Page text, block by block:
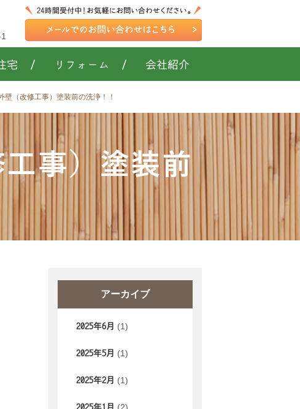
宅 / リフォーム / 会社紹介
壁（改修工事）塗装前の洗浄！！
事）塗装前
アーカイブ
2025年6月 (1)
2025年5月 (1)
2025年2月 (1)
2025年1月